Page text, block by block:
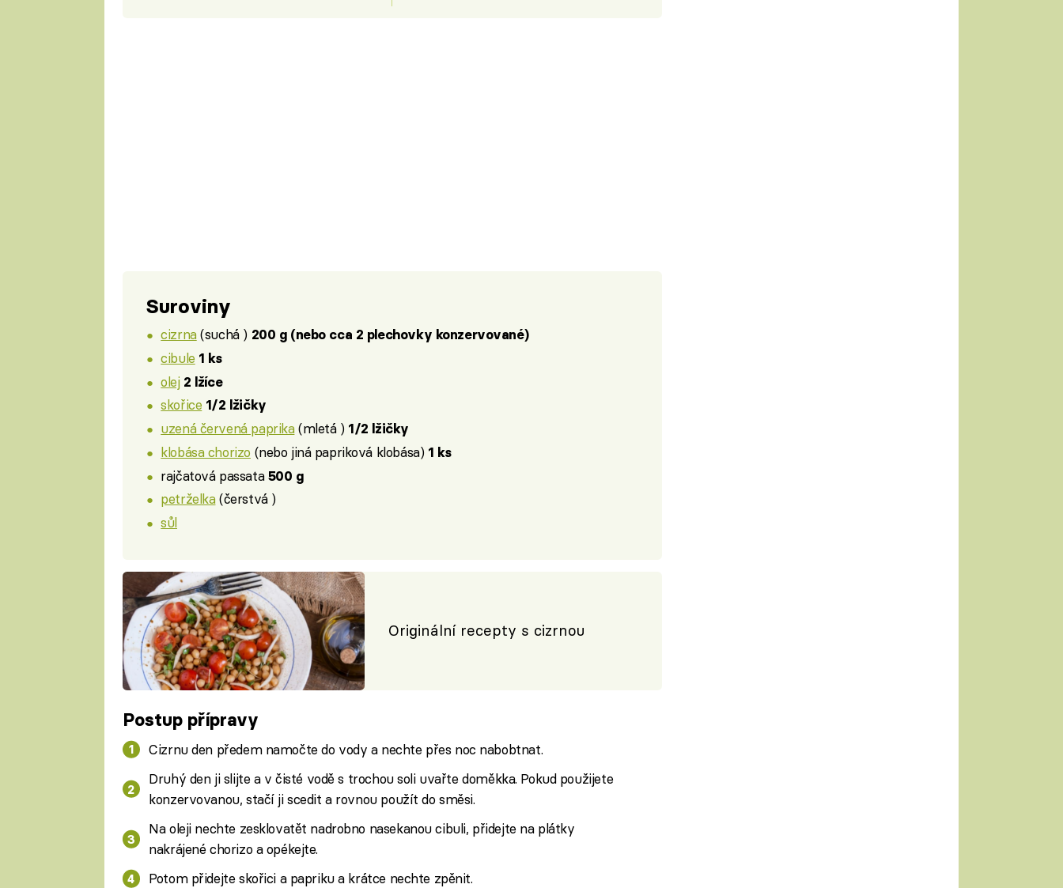
Suroviny
cizrna(suchá ) 200 g (nebo cca 2 plechovky konzervované)
cibule 1 ks
olej 2 lžíce
skořice 1/2 lžičky
uzená červená paprika(mletá ) 1/2 lžičky
klobása chorizo (nebo jiná papriková klobása) 1 ks
rajčatová passata 500 g
petrželka(čerstvá )
sůl
Originální recepty s cizrnou
Postup přípravy
Cizrnu den předem namočte do vody a nechte přes noc nabobtnat.
Druhý den ji slijte a v čisté vodě s trochou soli uvařte doměkka. Pokud použijete
konzervovanou, stačí ji scedit a rovnou použít do směsi.
Na oleji nechte zesklovatět nadrobno nasekanou cibuli, přidejte na plátky
nakrájené chorizo a opékejte.
Potom přidejte skořici a papriku a krátce nechte zpěnit.